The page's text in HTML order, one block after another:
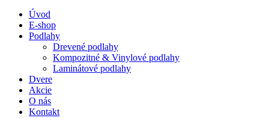
Úvod
E-shop
Podlahy
Drevené podlahy
Kompozitné & Vinylové podlahy
Laminátové podlahy
Dvere
Akcie
O nás
Kontakt